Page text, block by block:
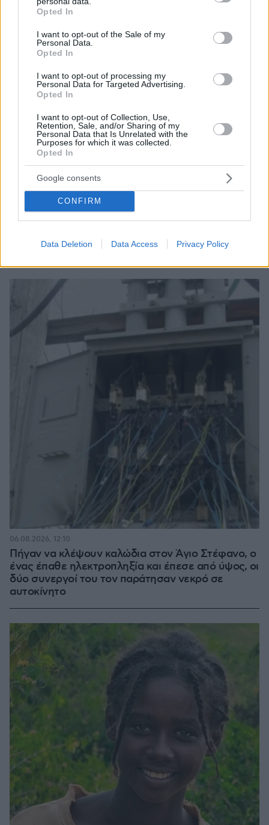
grant or deny consent to Google and its third-party tags to
use your data for below specified purposes in below Google
consent section.
Opted In
I want to opt-out of the Sale of my
Personal Data.
Opted In
I want to opt-out of processing my
Personal Data for Targeted Advertising.
Opted In
I want to opt-out of Collection, Use,
Retention, Sale, and/or Sharing of my
Personal Data that Is Unrelated with the
Purposes for which it was collected.
Opted In
Google consents
CONFIRM
Data Deletion Data Access Privacy Policy
Η αποκαλυπτική κατάθεση της συζύγου του
υποψιάστηκα ότι ήταν το πτώμα στη βαλίτσα
Πήγαν να κλέψουν καλώδια στον Άγιο Στέφανο, ο
ένας έπαθε ηλεκτροπληξία και έπεσε από ύψος, οι
δύο συνεργοί του τον παράτησαν νεκρό σε
αυτοκίνητο
06.08.2026, 12:10